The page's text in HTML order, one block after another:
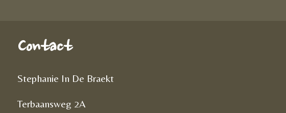
Contact
Stephanie In De Braekt
Terbaansweg 2A